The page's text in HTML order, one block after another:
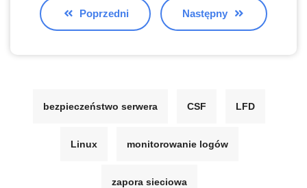
Poprzedni Następny
bezpieczeństwo serwera CSF LFD
Linux monitorowanie logów
zapora sieciowa